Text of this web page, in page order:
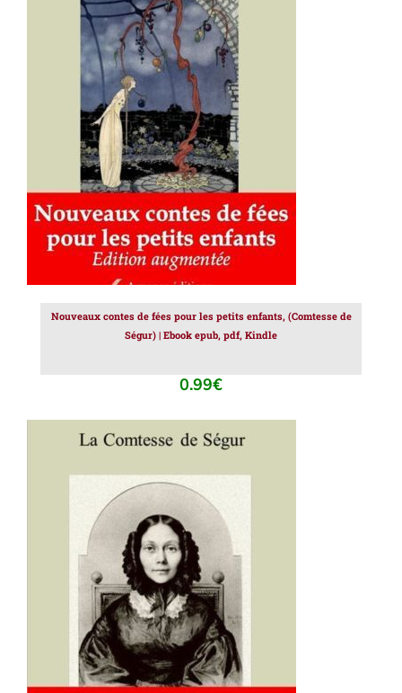
AJOUTER AU PANIER / DÉTAILS
Nouveaux contes de fées pour les petits enfants, (Comtesse de
Ségur) | Ebook epub, pdf, Kindle
0.99€
AJOUTER AU PANIER / DÉTAILS